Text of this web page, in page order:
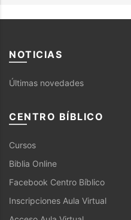
NOTICIAS
Últimas novedades
CENTRO BÍBLICO
Cursos
Biblia Online
Facebook Centro Bíblico
Inscripciones Aula Virtual